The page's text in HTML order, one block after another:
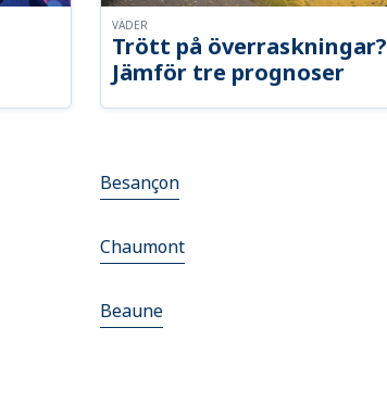
Trött på överraskningar?
Jämför tre prognoser
VÄDER
Besançon
Chaumont
Beaune